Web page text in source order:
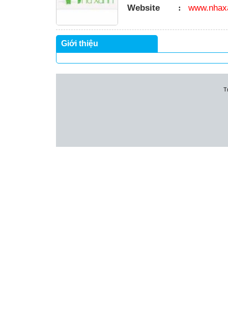
Website
:
Giới thiệu